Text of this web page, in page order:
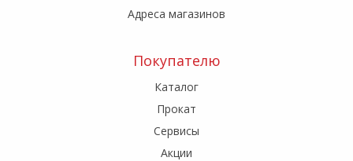
Адреса магазинов
Покупателю
Каталог
Прокат
Сервисы
Акции